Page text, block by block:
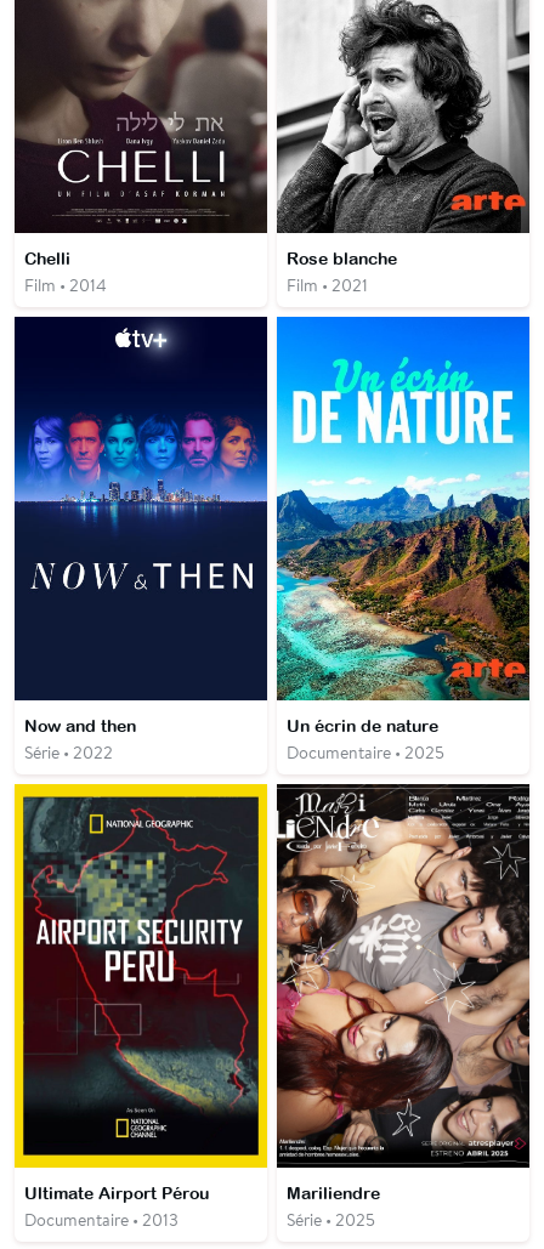
Chelli
Film • 2014
Rose blanche
Film • 2021
Now and then
Série • 2022
Un écrin de nature
Documentaire • 2025
Ultimate Airport Pérou
Documentaire • 2013
Mariliendre
Série • 2025